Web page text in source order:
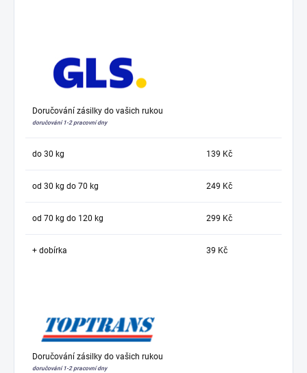
Doručování zásilky do vašich rukou
doručování 1-2 pracovní dny
do 30 kg 139 Kč
od 30 kg do 70 kg 249 Kč
od 70 kg do 120 kg 299 Kč
+ dobírka 39 Kč
Doručování zásilky do vašich rukou
doručování 1-2 pracovní dny